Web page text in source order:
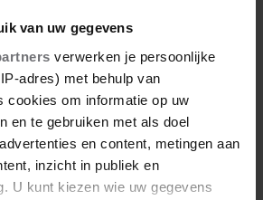
van uw gegevens
verwerken je persoonlijke
adres) met behulp van
cookies om informatie op uw
en te gebruiken met als doel
en content, metingen aan
inzicht in publiek en
U kunt kiezen wie uw gegevens
niemand over haar